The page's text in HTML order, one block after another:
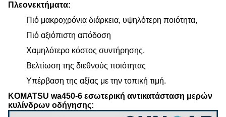
Πλεονεκτήματα:
Πιό μακροχρόνια διάρκεια, υψηλότερη ποιότητα,
Πιό αξιόπιστη απόδοση
Χαμηλότερο κόστος συντήρησης.
Βελτίωση της διεθνούς ποιότητας
Υπέρβαση της αξίας με την τοπική τιμή.
KOMATSU wa450-6 εσωτερική αντικατάσταση μερών
κυλίνδρων οδήγησης: